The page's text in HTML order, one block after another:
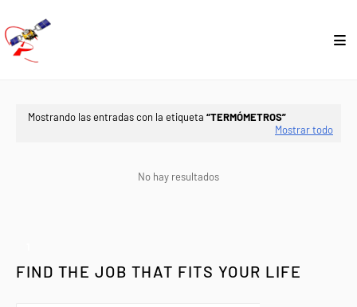
Mostrando las entradas con la etiqueta TERMÓMETROS
Mostrar todo
No hay resultados
FIND THE JOB THAT FITS YOUR LIFE